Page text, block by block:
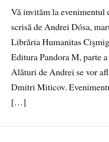
Vă invităm la evenimentul
scrisă de Andrei Dósa,
Librăria Humanitas
Editura Pandora M, parte
Alături de Andrei se vor
Dmitri Miticov.
[…]